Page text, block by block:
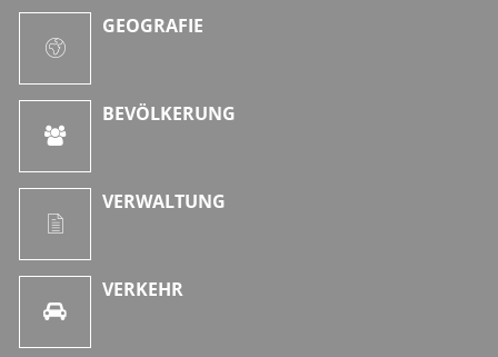
GEOGRAFIE
BEVÖLKERUNG
VERWALTUNG
VERKEHR